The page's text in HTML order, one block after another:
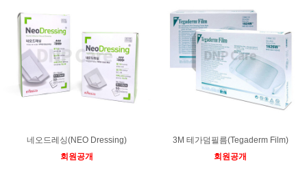
네오드레싱(NEO Dressing)
회원공개
3M 테가덤필름(Tegaderm Film)
회원공개